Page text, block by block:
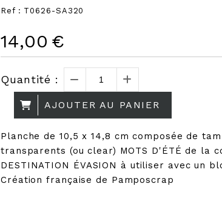
Ref : T0626-SA320
14,00 €
Quantité :
AJOUTER AU PANIER
Planche de 10,5 x 14,8 cm composée de
transparents (ou clear) MOTS D'ÉTÉ de la
DESTINATION ÉVASION à utiliser avec un
Création française de Pamposcrap